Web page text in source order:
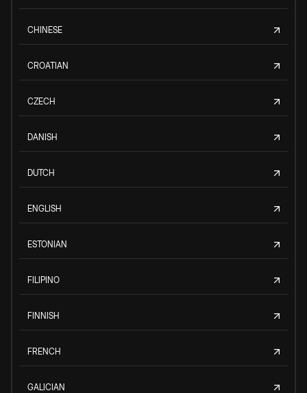
CHINESE
CROATIAN
CZECH
DANISH
DUTCH
ENGLISH
ESTONIAN
FILIPINO
FINNISH
FRENCH
GALICIAN